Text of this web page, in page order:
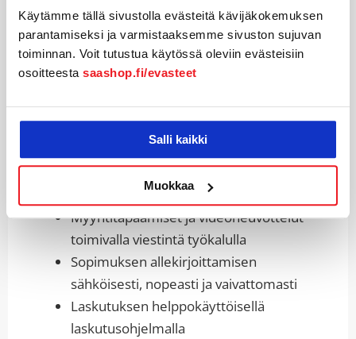
Käytämme tällä sivustolla evästeitä kävijäkokemuksen
parantamiseksi ja varmistaaksemme sivuston sujuvan
toiminnan. Voit tutustua käytössä oleviin evästeisiin
osoitteesta saashop.fi/evasteet
Salli kaikki
Muokkaa
yritystoiminnan alkuvaiheessa tai
tarpeiden kasvaessa liiketoiminnan
kannalta keskeisiä asioita.
Yritysesittelyn kotisivulla jossa on oma
lähettämisen omalla
sähköpostiosoitteella
Myyntitapaamiset ja videoneuvottelut
toimivalla viestintä työkalulla
Sopimuksen allekirjoittamisen
sähköisesti, nopeasti ja vaivattomasti
Laskutuksen helppokäyttöisellä
laskutusohjelmalla